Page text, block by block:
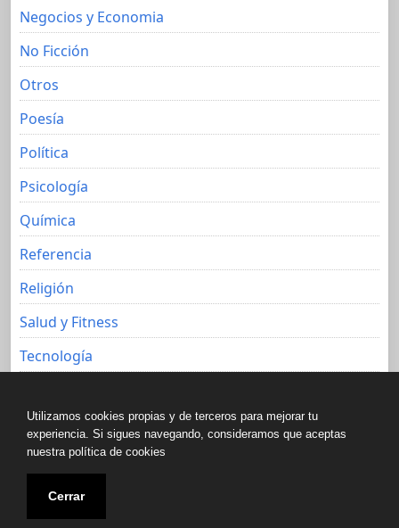
Negocios y Economia
No Ficción
Otros
Poesía
Política
Psicología
Química
Referencia
Religión
Salud y Fitness
Tecnología
Utilizamos cookies propias y de terceros para mejorar tu
experiencia. Si sigues navegando, consideramos que aceptas
nuestra política de cookies
Cerrar